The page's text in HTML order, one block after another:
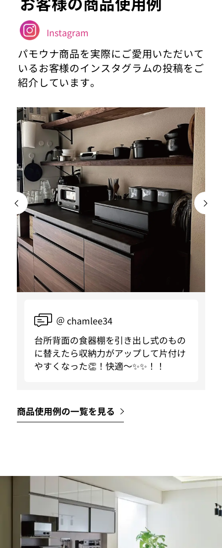
Instagram
パモウナ商品を実際にご愛用いただいて
いるお客様のインスタグラムの投稿をご
紹介しています。
＠ chamlee34
台所背面の食器棚を引き出し式のもの
に替えたら収納力がアップして片付け
やすくなった👏！快適〜✨✨！！
商品使用例の一覧を見る